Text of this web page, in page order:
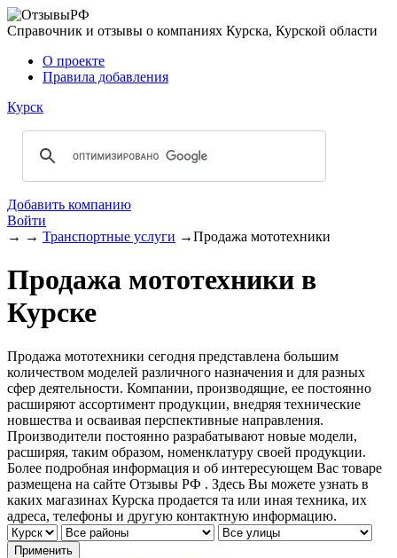
Справочник и отзывы о компаниях Курска, Курской области
О проекте
Правила добавления
Курск
Добавить компанию
Войти
→ → Транспортные услуги →Продажа мототехники
Продажа мототехники в
Курске
Продажа мототехники сегодня представлена большим
количеством моделей различного назначения и для разных
сфер деятельности. Компании, производящие, ее постоянно
расширяют ассортимент продукции, внедряя технические
новшества и осваивая перспективные направления.
Производители постоянно разрабатывают новые модели,
расширяя, таким образом, номенклатуру своей продукции.
Более подробная информация и об интересующем Вас товаре
размещена на сайте Отзывы РФ . Здесь Вы можете узнать в
каких магазинах Курска продается та или иная техника, их
адреса, телефоны и другую контактную информацию.